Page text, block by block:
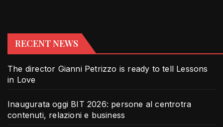
RECENT NEWS
The director Gianni Petrizzo is ready to tell Lessons
in Love
Inaugurata oggi BIT 2026: persone al centrotra
contenuti, relazioni e business